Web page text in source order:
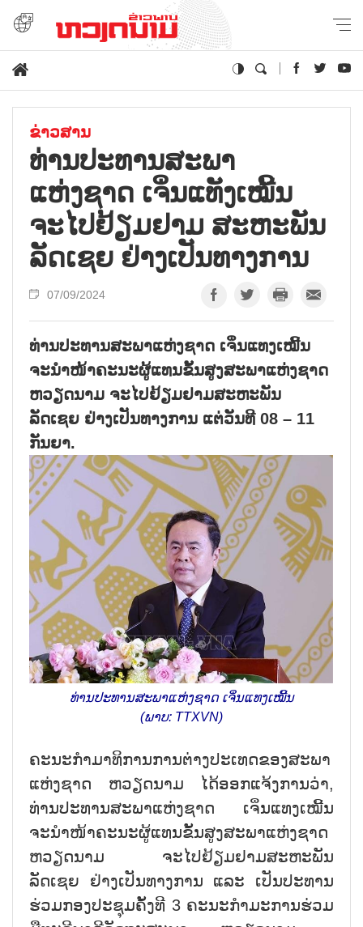
ຂ່າວສານ
ທ່ານປະທານສະພາ
ແຫ່ງຊາດ ເຈິ່ນແທັງເໝີ້ນ
ຈະໄປຢ້ຽມຢາມ ສະຫະພັນ
ລັດເຊຍ ຢ່າງເປັນທາງການ
07/09/2024
ທ່ານປະທານສະພາແຫ່ງຊາດ ເຈິ່ນແທງເໝີ້ນ
ຈະນຳໜ້າຄະນະຜູ້ແທນຂັ້ນສູງສະພາແຫ່ງຊາດ
ຫວຽດນາມ ຈະໄປຢ້ຽມຢາມສະຫະພັນ
ລັດເຊຍ ຢ່າງເປັນທາງການ ແຕ່ວັນທີ 08 – 11
ກັນຍາ.
ທ່ານປະທານສະພາແຫ່ງຊາດ ເຈິ່ນແທງເໝີ້ນ
(ພາບ: TTXVN)
ຄະນະກຳມາທິການການຕ່າງປະເທດຂອງສະພາ
ແຫ່ງຊາດ ຫວຽດນາມ ໄດ້ອອກແຈ້ງການວ່າ,
ທ່ານປະທານສະພາແຫ່ງຊາດ ເຈິ່ນແທງເໝີ້ນ
ຈະນຳໜ້າຄະນະຜູ້ແທນຂັ້ນສູງສະພາແຫ່ງຊາດ
ຫວຽດນາມ ຈະໄປຢ້ຽມຢາມສະຫະພັນ
ລັດເຊຍ ຢ່າງເປັນທາງການ ແລະ ເປັນປະທານ
ຮ່ວມກອງປະຊຸມຄັ້ງທີ 3 ຄະນະກຳມະການຮ່ວມ